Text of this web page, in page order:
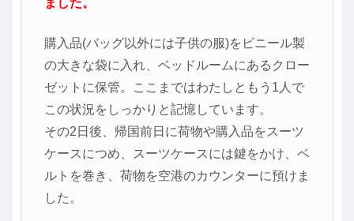
ました。
購入品(バッグ以外には子供の服)をビニール製
の大きな袋に入れ、ベッドルームにあるクロー
ゼットに保管。ここまではわたしともう1人で
この状況をしっかりと記憶しています。
その2日後、帰国前日に荷物や購入品をスーツ
ケースにつめ、スーツケースには鍵をかけ、ベ
ルトを巻き、荷物を空港のカウンターに預けま
した。